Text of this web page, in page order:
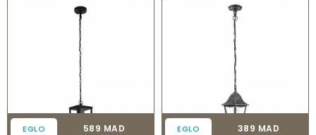
EGLO Prix
589 MAD EGLO Prix
389 MAD